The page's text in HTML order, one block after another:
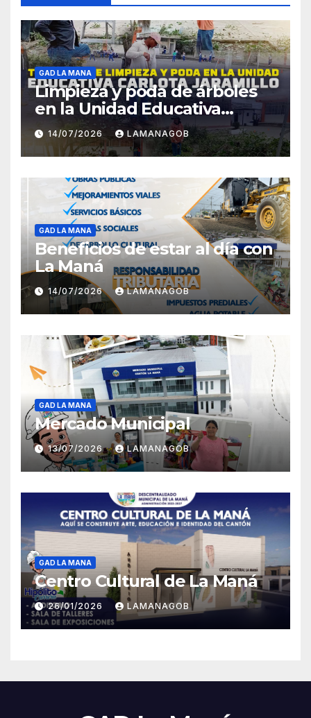
GAD LA MANA
Limpieza y poda de árboles
en la Unidad Educativa
Carlota Jaramillo
14/07/2026 LAMANAGOB
GAD LA MANA
Beneficios de estar al día con
La Maná
14/07/2026 LAMANAGOB
GAD LA MANA
Mercado Municipal
13/07/2026 LAMANAGOB
GAD LA MANA
Centro Cultural de La Maná
26/01/2026 LAMANAGOB